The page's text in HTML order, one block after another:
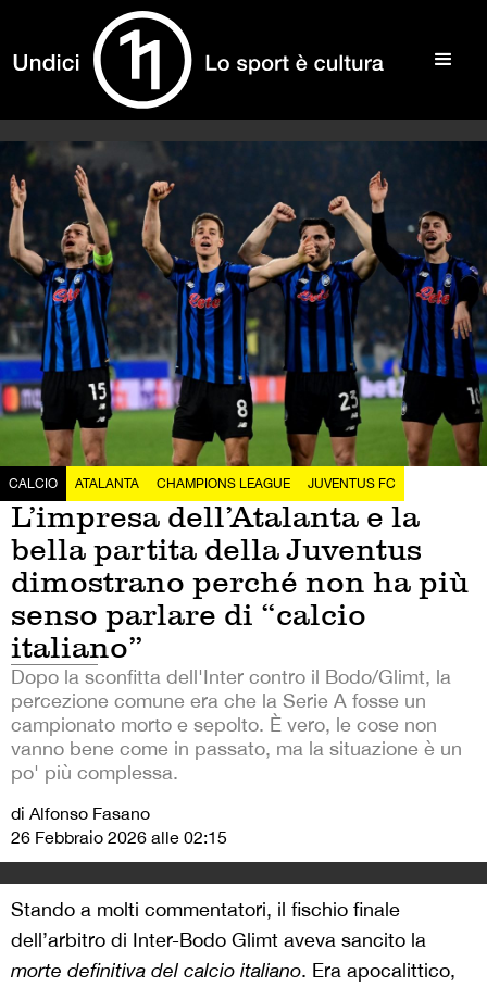
CALCIO ATALANTA CHAMPIONS LEAGUE JUVENTUS FC
L’impresa dell’Atalanta e la
bella partita della Juventus
dimostrano perché non ha più
senso parlare di “calcio
italiano”
Dopo la sconfitta dell'Inter contro il Bodo/Glimt, la
percezione comune era che la Serie A fosse un
campionato morto e sepolto. È vero, le cose non
vanno bene come in passato, ma la situazione è un
po' più complessa.
di Alfonso Fasano
26 Febbraio 2026 alle 02:15
Stando a molti commentatori, il fischio finale
dell’arbitro di Inter-Bodo Glimt aveva sancito la
morte definitiva del calcio italiano. Era apocalittico,